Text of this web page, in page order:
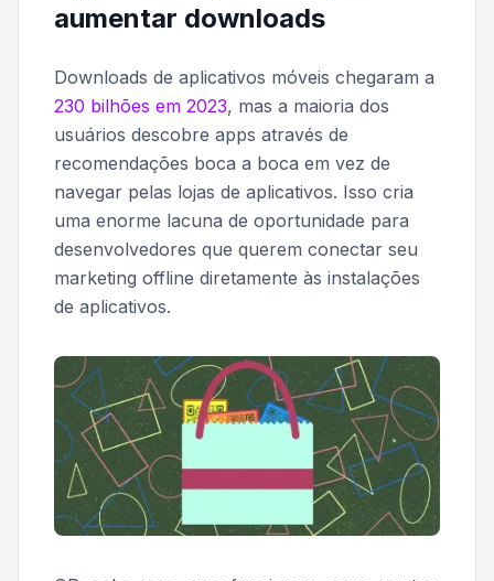
aumentar downloads
Downloads de aplicativos móveis chegaram a
230 bilhões em 2023, mas a maioria dos
usuários descobre apps através de
recomendações boca a boca em vez de
navegar pelas lojas de aplicativos. Isso cria
uma enorme lacuna de oportunidade para
desenvolvedores que querem conectar seu
marketing offline diretamente às instalações
de aplicativos.